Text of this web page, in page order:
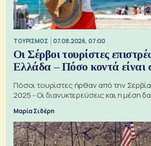
ΤΟΥΡΙΣΜΟΣ 07.08.2026, 07:00
Οι Σέρβοι τουρίστες
Ελλάδα – Πόσο κοντά είναι
Πόσοι τουρίστες ήρθαν από την
2025 - Οι διανυκτερεύσεις και η μέση
Μαρία Σιδέρη